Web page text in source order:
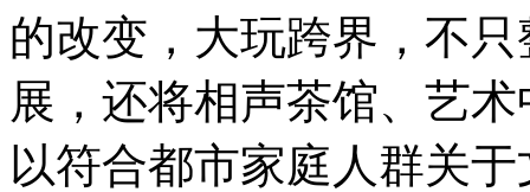
的改变，大玩跨界，不
展，还将相声茶馆、艺
以符合都市家庭人群关